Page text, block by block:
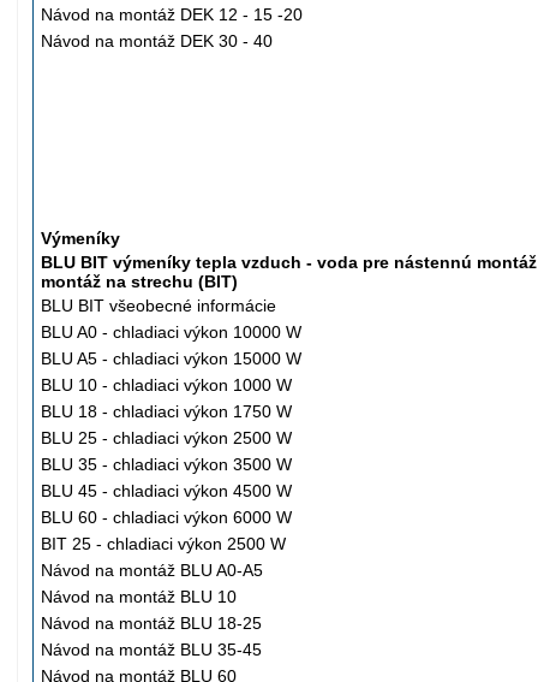
Návod na montáž DEK 12 - 15 -20
Návod na montáž DEK 30 - 40
Výmeníky
BLU BIT výmeníky tepla vzduch - voda pre nástennú
montáž na strechu (BIT)
BLU BIT všeobecné informácie
BLU A0 - chladiaci výkon 10000 W
BLU A5 - chladiaci výkon 15000 W
BLU 10 - chladiaci výkon 1000 W
BLU 18 - chladiaci výkon 1750 W
BLU 25 - chladiaci výkon 2500 W
BLU 35 - chladiaci výkon 3500 W
BLU 45 - chladiaci výkon 4500 W
BLU 60 - chladiaci výkon 6000 W
BIT 25 - chladiaci výkon 2500 W
Návod na montáž BLU A0-A5
Návod na montáž BLU 10
Návod na montáž BLU 18-25
Návod na montáž BLU 35-45
Návod na montáž BLU 60